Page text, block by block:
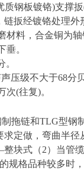
质钢板镀铬)支撑
扳经镀铬处理
材料，合金铜为
垂。
压级不大于68分贝
次(往复)。
拖链和TLG型钢
求定做，弯曲半
块式（2）当管
规格品种较多时